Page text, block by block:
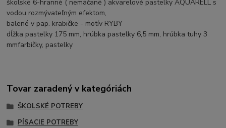
školské 6-hranné ( nemáčané ) akvarelové pastelky AQUARELL s
vodou rozmývateľným efektom,
balené v pap. krabičke - motív RYBY
dĺžka pastelky 175 mm, hrúbka pastelky 6,5 mm, hrúbka tuhy 3
mmfarbičky, pastelky
Tovar zaradený v kategóriách
ŠKOLSKÉ POTREBY
PÍSACIE POTREBY